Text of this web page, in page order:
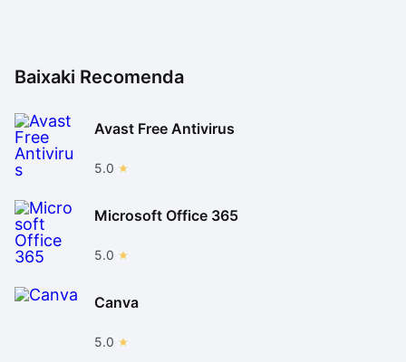
Baixaki Recomenda
Avast Free Antivirus
5.0
Microsoft Office 365
5.0
Canva
5.0